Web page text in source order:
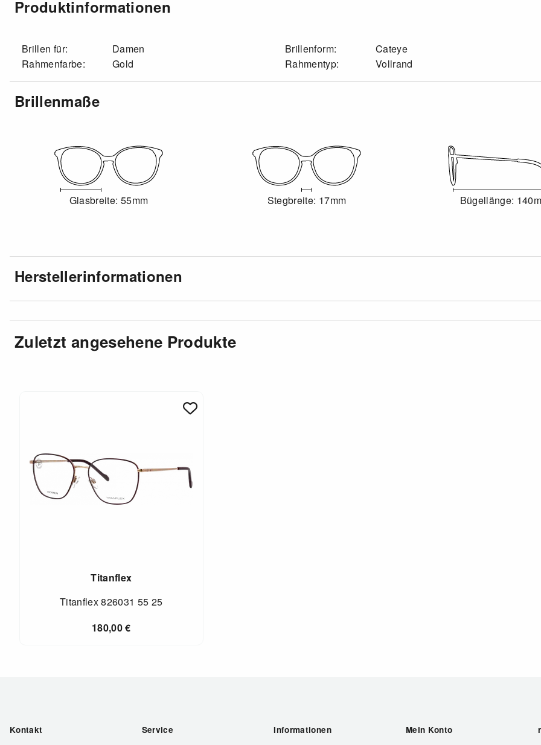
Produktinformationen
Brillen für:
Damen
Rahmenfarbe:
Gold
Brillenform:
Cateye
Rahmentyp:
Vollrand
Brillenmaße
Glasbreite: 55mm Stegbreite: 17mm Bügellänge:
Herstellerinformationen
Zuletzt angesehene Produkte
Titanflex
Titanflex 826031 55 25
180,00€
Kontakt Service Informationen Mein Konto